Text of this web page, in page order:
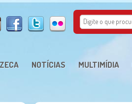
NOTÍCIAS MULTIMÍDIA